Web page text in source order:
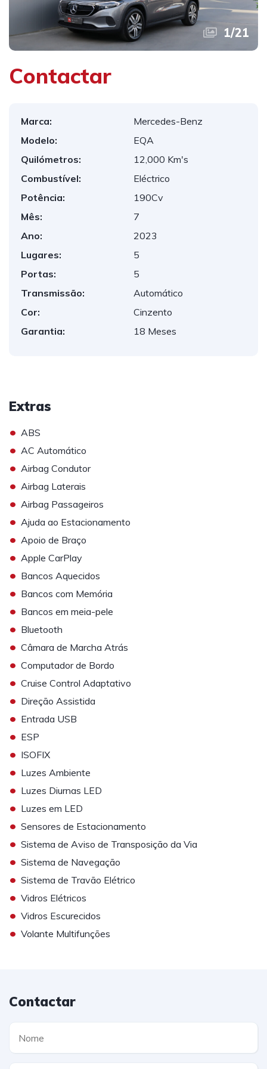
1/21
Contactar
Marca:
Mercedes-Benz
Modelo:
EQA
Quilómetros:
12,000 Km's
Combustível:
Eléctrico
Potência:
190Cv
Mês:
7
Ano:
2023
Lugares:
5
Portas:
5
Transmissão:
Automático
Cor:
Cinzento
Garantia:
18 Meses
Extras
• ABS
• AC Automático
• Airbag Condutor
• Airbag Laterais
• Airbag Passageiros
• Ajuda ao Estacionamento
• Apoio de Braço
• Apple CarPlay
• Bancos Aquecidos
• Bancos com Memória
• Bancos em meia-pele
• Bluetooth
• Câmara de Marcha Atrás
• Computador de Bordo
• Cruise Control Adaptativo
• Direção Assistida
• Entrada USB
• ESP
• ISOFIX
• Luzes Ambiente
• Luzes Diurnas LED
• Luzes em LED
• Sensores de Estacionamento
• Sistema de Aviso de Transposição da Via
• Sistema de Navegação
• Sistema de Travão Elétrico
• Vidros Elétricos
• Vidros Escurecidos
• Volante Multifunções
Contactar